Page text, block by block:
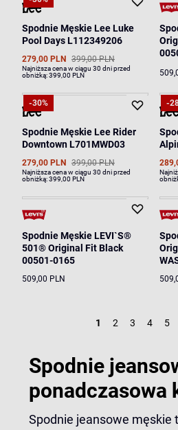
Spodnie Męskie Lee Luke
Pool Days L112349206
279,00 PLN 399,00 PLN
Najniższa cena w ciągu 30 dni przed
obniżką:399,00 PLN
-30%
Spodnie Męskie Lee Rider
Downtown L701MWD03
279,00 PLN 399,00 PLN
Najniższa cena w ciągu 30 dni przed
obniżką:399,00 PLN
-
Spodnie Męskie LEVI`S®
501® Original Fit Black
00501-0165
509,00 PLN
1 2 3 4 5
Spodnie
ponadczasowa
Spodnie jeansowe męskie